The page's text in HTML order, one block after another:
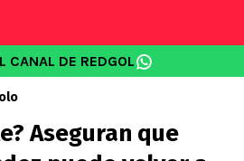
CANAL DE REDGOL
Aseguran que